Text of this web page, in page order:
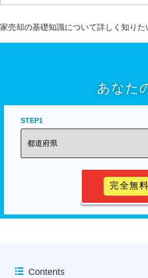
家売却の基礎知識について詳しく知りた
あなた
STEP1
完全無料
Contents